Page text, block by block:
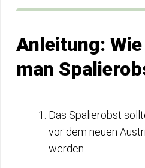
Anleitung:
man
Das Spalierobst
vor dem neuen
werden.